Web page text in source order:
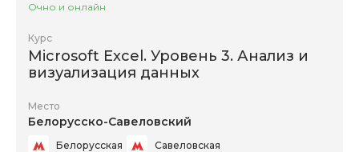
Очно и онлайн
Курс
Microsoft Excel. Уровень 3. Анализ и
визуализация данных
Место
Белорусско-Савеловский
Белорусская Савеловская